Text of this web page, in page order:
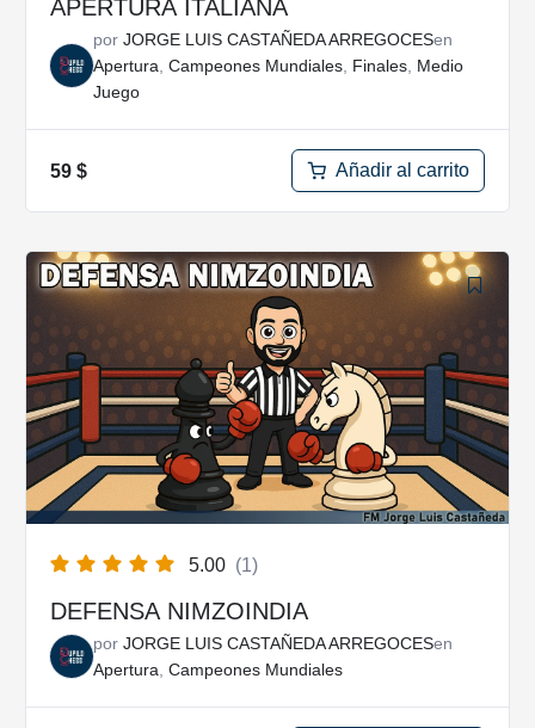
APERTURA ITALIANA
por JORGE LUIS CASTAÑEDA ARREGOCESen
Apertura, Campeones Mundiales, Finales, Medio
Juego
59 $ Añadir al carrito
5.00 (1)
DEFENSA NIMZOINDIA
por JORGE LUIS CASTAÑEDA ARREGOCESen
Apertura Campeones Mundiales